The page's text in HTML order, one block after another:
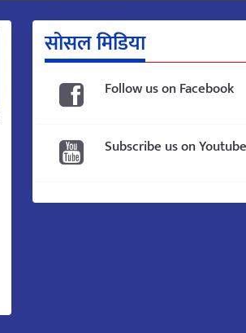
सोसल मिडिया
Follow us on Facebook
Subscribe us on Youtube